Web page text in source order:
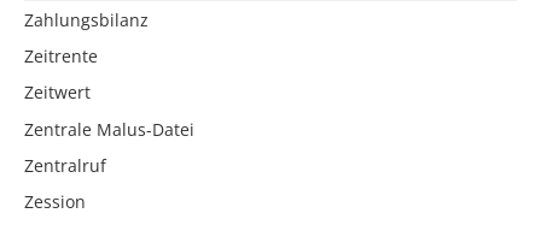
Zahlungsbilanz
Zeitrente
Zeitwert
Zentrale Malus-Datei
Zentralruf
Zession